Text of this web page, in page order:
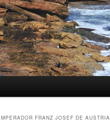
FRANZ JOSEF DE AUSTRIA